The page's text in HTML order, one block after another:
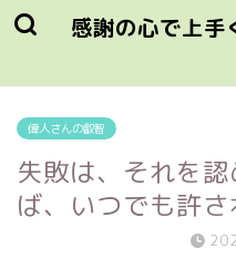
感謝の心で上手
偉人さんの叡智
失敗は、それを
ば、いつでも許さ